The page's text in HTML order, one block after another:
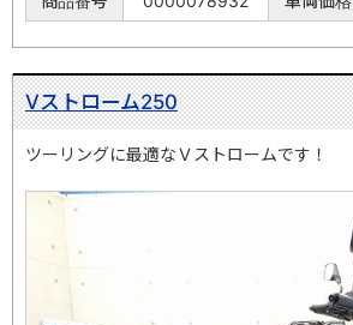
Vストローム250
ツーリングに最適なＶストロームです！